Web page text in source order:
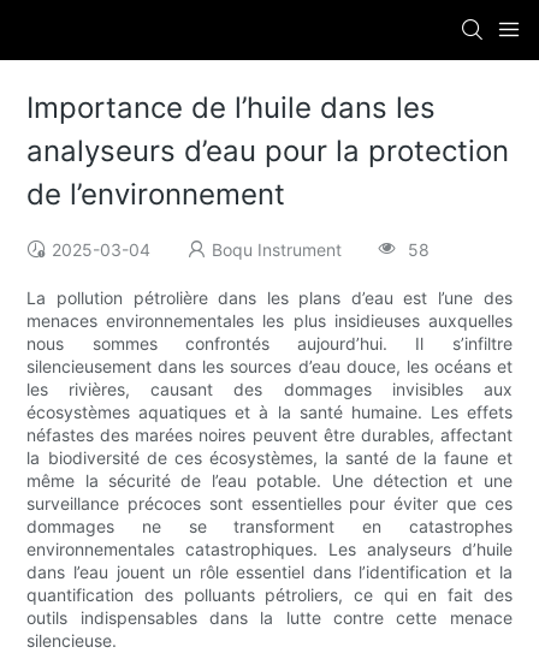
Importance de l’huile dans les
analyseurs d’eau pour la protection
de l’environnement
2025-03-04 Boqu Instrument 58
La pollution pétrolière dans les plans d’eau est l’une des
menaces environnementales les plus insidieuses auxquelles
nous sommes confrontés aujourd’hui. Il s’infiltre
silencieusement dans les sources d’eau douce, les océans et
les rivières, causant des dommages invisibles aux
écosystèmes aquatiques et à la santé humaine. Les effets
néfastes des marées noires peuvent être durables, affectant
la biodiversité de ces écosystèmes, la santé de la faune et
même la sécurité de l’eau potable. Une détection et une
surveillance précoces sont essentielles pour éviter que ces
dommages ne se transforment en catastrophes
environnementales catastrophiques. Les analyseurs d’huile
dans l’eau jouent un rôle essentiel dans l’identification et la
quantification des polluants pétroliers, ce qui en fait des
outils indispensables dans la lutte contre cette menace
silencieuse.